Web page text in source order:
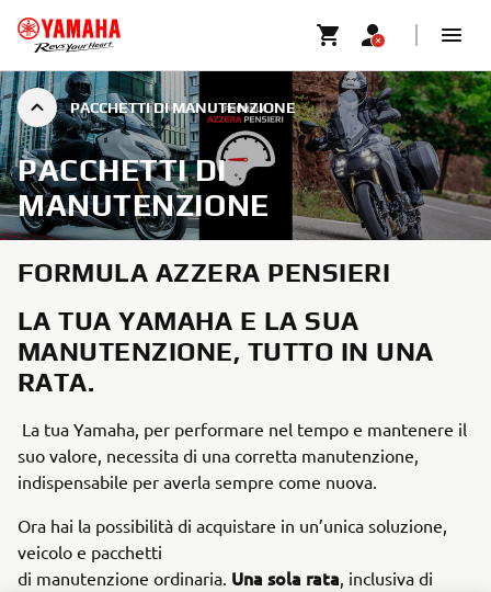
PACCHETTI DI MANUTENZIONE
PACCHETTI DI
MANUTENZIONE
FORMULA AZZERA PENSIERI
LA TUA YAMAHA E LA SUA
MANUTENZIONE, TUTTO IN UNA
RATA.
La tua Yamaha, per performare nel tempo e mantenere il
suo valore, necessita di una corretta manutenzione,
indispensabile per averla sempre come nuova.
Ora hai la possibilità di acquistare in un’unica soluzione,
veicolo e pacchetti
di manutenzione ordinaria. Una sola rata, inclusiva di